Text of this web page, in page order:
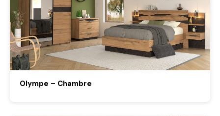
Olympe – Chambre